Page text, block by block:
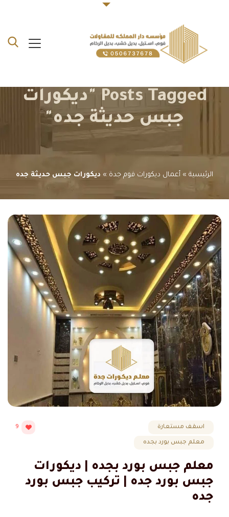
Posts Tagged "ديكورات
جبس حديثة جده"
الرئيسية » أعمال ديكورات فوم جدة » ديكورات جبس حديثة جده
اسقف مستعارة
معلم جبس بورد بجده
9
معلم جبس بورد بجده | ديكورات
جبس بورد جده | تركيب جبس بورد
جده